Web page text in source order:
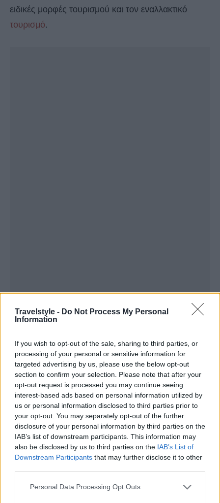
Travelstyle - Do Not Process My Personal
Information
If you wish to opt-out of the sale, sharing to third parties, or
processing of your personal or sensitive information for
targeted advertising by us, please use the below opt-out
section to confirm your selection. Please note that after your
opt-out request is processed you may continue seeing
interest-based ads based on personal information utilized by
us or personal information disclosed to third parties prior to
your opt-out. You may separately opt-out of the further
disclosure of your personal information by third parties on the
IAB’s list of downstream participants. This information may
also be disclosed by us to third parties on the IAB’s List of
Downstream Participants that may further disclose it to other
Please note that this website/app uses one or more Google
Personal Data Processing Opt Outs
ειδικές μορφές τουρισμού και τον εναλλακτικό
τουρισμό.